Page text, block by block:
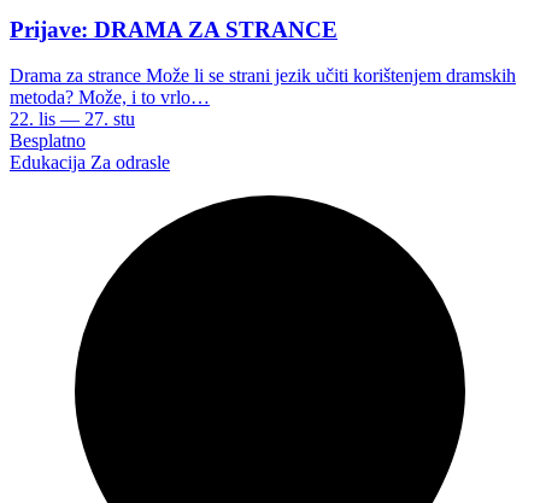
Prijave: DRAMA ZA STRANCE
Drama za strance Može li se strani jezik učiti korištenjem dramskih
metoda? Može, i to vrlo…
22. lis — 27. stu
Besplatno
Edukacija Za odrasle